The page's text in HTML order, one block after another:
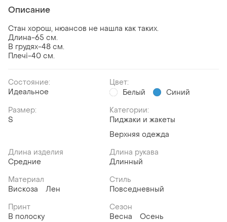
Описание
Стан хорош, нюансов не нашла как таких.
Длина-65 см.
В грудях-48 см.
Плечі-40 см.
Состояние:
Идеальное
Цвет:
Белый
Синий
Размер:
S
Категории:
Пиджаки и жакеты
Верхняя одежда
Длина изделия
Средние
Длина рукава
Длинный
Материал
Вискоза
Лен
Стиль
Повседневный
Принт
В полоску
Сезон
Весна
Осень